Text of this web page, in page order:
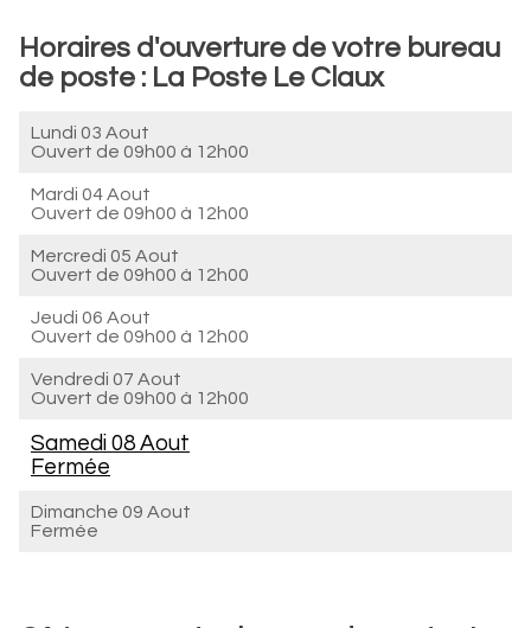
Horaires d'ouverture de votre bureau
de poste : La Poste Le Claux
Lundi 03 Aout
Ouvert de 09h00 à 12h00
Mardi 04 Aout
Ouvert de 09h00 à 12h00
Mercredi 05 Aout
Ouvert de 09h00 à 12h00
Jeudi 06 Aout
Ouvert de 09h00 à 12h00
Vendredi 07 Aout
Ouvert de 09h00 à 12h00
Samedi 08 Aout
Fermée
Dimanche 09 Aout
Fermée